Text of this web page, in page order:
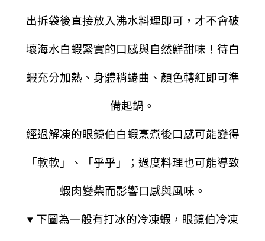
出拆袋後直接放入沸水料理即可，才不會破
壞海水白蝦緊實的口感與自然鮮甜味！待白
蝦充分加熱、身體稍蜷曲、顏色轉紅即可準
備起鍋。
經過解凍的眼鏡伯白蝦烹煮後口感可能變得
「軟軟」、「乎乎」；過度料理也可能導致
蝦肉變柴而影響口感與風味。
▾ 下圖為一般有打冰的冷凍蝦，眼鏡伯冷凍